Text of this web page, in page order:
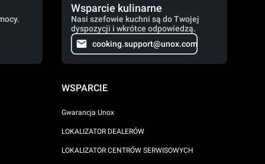
Wsparcie kulinarne
Nasi szefowie kuchni są do Twojej
dyspozycji i wkrótce odpowiedzą.
cooking.support@unox.com
WSPARCIE
Gwarancja Unox
LOKALIZATOR DEALERÓW
LOKALIZATOR CENTRÓW SERWISOWYCH